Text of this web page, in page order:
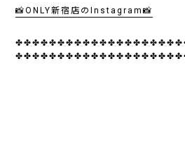
📸ONLY新宿店のInstagram📸